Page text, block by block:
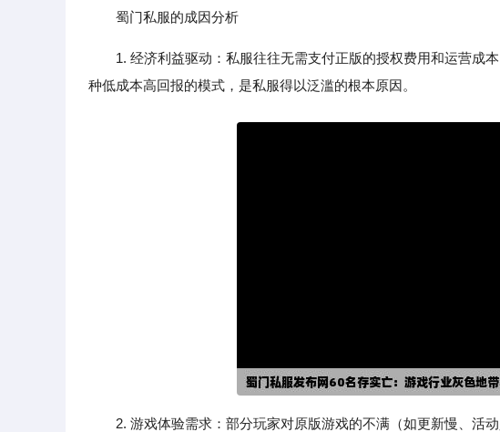
蜀门私服的成因分析
1. 经济利益驱动：私服往往无需支付正版的授权费用和运营成
种低成本高回报的模式，是私服得以泛滥的根本原因。
2. 游戏体验需求：部分玩家对原版游戏的不满（如更新慢、活